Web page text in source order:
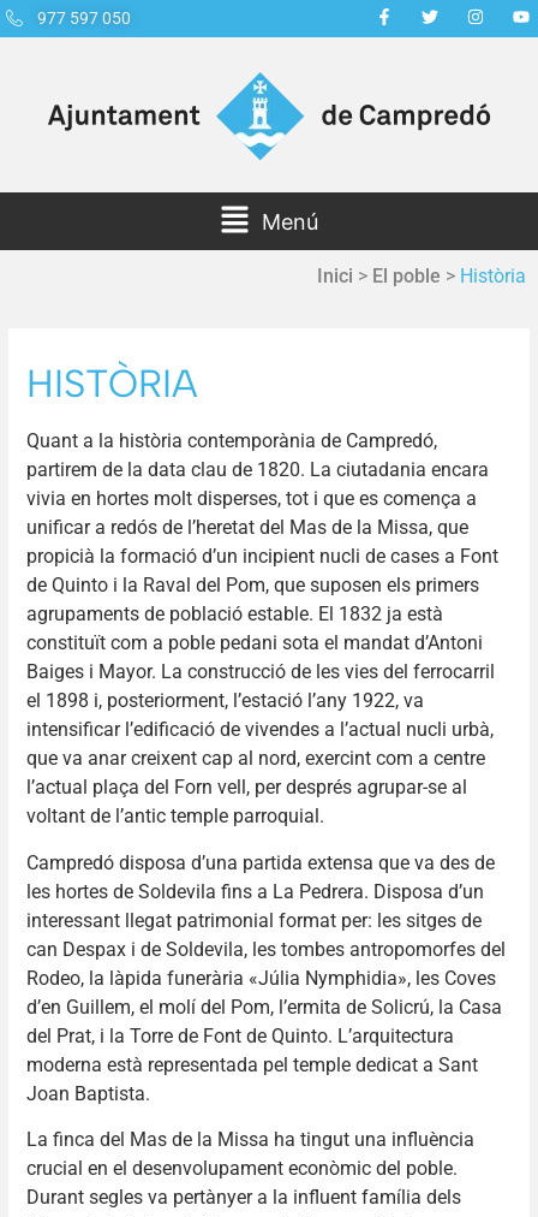
977 597 050
Menú
Inici > El poble > Història
HISTÒRIA
Quant a la història contemporània de Campredó,
partirem de la data clau de 1820. La ciutadania encara
vivia en hortes molt disperses, tot i que es comença a
unificar a redós de l’heretat del Mas de la Missa, que
propicià la formació d’un incipient nucli de cases a Font
de Quinto i la Raval del Pom, que suposen els primers
agrupaments de població estable. El 1832 ja està
constituït com a poble pedani sota el mandat d’Antoni
Baiges i Mayor. La construcció de les vies del ferrocarril
el 1898 i, posteriorment, l’estació l’any 1922, va
intensificar l’edificació de vivendes a l’actual nucli urbà,
que va anar creixent cap al nord, exercint com a centre
l’actual plaça del Forn vell, per després agrupar-se al
voltant de l’antic temple parroquial.
Campredó disposa d’una partida extensa que va des de
les hortes de Soldevila fins a La Pedrera. Disposa d’un
interessant llegat patrimonial format per: les sitges de
can Despax i de Soldevila, les tombes antropomorfes del
Rodeo, la làpida funerària «Júlia Nymphidia», les Coves
d’en Guillem, el molí del Pom, l’ermita de Solicrú, la Casa
del Prat, i la Torre de Font de Quinto. L’arquitectura
moderna està representada pel temple dedicat a Sant
Joan Baptista.
La finca del Mas de la Missa ha tingut una influència
crucial en el desenvolupament econòmic del poble.
Durant segles va pertànyer a la influent família dels